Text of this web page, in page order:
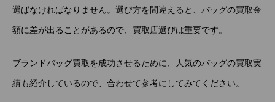
選ばなければなりません。選び方を間違えると、バッグの買取金
額に差が出ることがあるので、買取店選びは重要です。
ブランドバッグ買取を成功させるために、人気のバッグの買取実
績も紹介しているので、合わせて参考にしてみてください。